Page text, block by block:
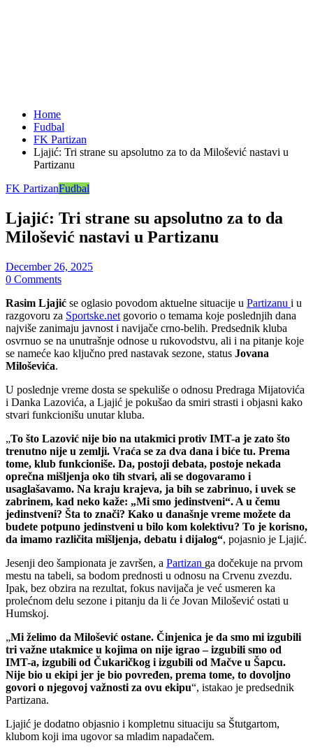
Home
Fudbal
FK Partizan
Ljajić: Tri strane su apsolutno za to da Milošević nastavi u
Partizanu
FK PartizanFudbal
Ljajić: Tri strane su apsolutno za to da
Milošević nastavi u Partizanu
December 26, 2025
0 Comments
Rasim Ljajić se oglasio povodom aktuelne situacije u Partizanu i u
razgovoru za Sportske.net govorio o temama koje poslednjih dana
najviše zanimaju javnost i navijače crno-belih. Predsednik kluba
osvrnuo se na unutrašnje odnose u rukovodstvu, ali i na pitanje koje
se nameće kao ključno pred nastavak sezone, status Jovana
Miloševića.
U poslednje vreme dosta se spekuliše o odnosu Predraga Mijatovića
i Danka Lazovića, a Ljajić je pokušao da smiri strasti i objasni kako
stvari funkcionišu unutar kluba.
„To što Lazović nije bio na utakmici protiv IMT-a je zato što
trenutno nije u zemlji. Vraća se za dva dana i biće tu. Prema
tome, klub funkcioniše. Da, postoji debata, postoje nekada
oprečna mišljenja oko tih stvari, ali se dogovaramo i
usaglašavamo. Na kraju krajeva, ja bih se zabrinuo, i uvek se
zabrinem, kad neko kaže: „Mi smo jedinstveni“. A u čemu
jedinstveni? Šta to znači? Kako u današnje vreme možete da
budete potpuno jedinstveni u bilo kom kolektivu? To je korisno,
da imamo različita mišljenja, debatu i dijalog“, pojasnio je Ljajić.
Jesenji deo šampionata je završen, a Partizan ga dočekuje na prvom
mestu na tabeli, sa bodom prednosti u odnosu na Crvenu zvezdu.
Ipak, bez obzira na rezultat, fokus navijača je već usmeren ka
prolećnom delu sezone i pitanju da li će Jovan Milošević ostati u
Humskoj.
„Mi želimo da Milošević ostane. Činjenica je da smo mi izgubili
tri važne utakmice u kojima on nije igrao – izgubili smo od
IMT-a, izgubili od Čukaričkog i izgubili od Mačve u Šapcu.
Nije bio u ekipi jer je bio povređen, prema tome, to dovoljno
govori o njegovoj važnosti za ovu ekipu“, istakao je predsednik
Partizana.
Ljajić je dodatno objasnio i kompletnu situaciju sa Štutgartom,
klubom koji ima ugovor sa mladim napadačem.